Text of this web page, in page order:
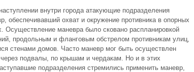
внутри города атакующие подразделения
обеспечивавший охват и окружение противника в опорных
Осуществление маневра было сковано распланировкой
продольным и фланговым обстрелом противникам улиц,
стенами домов. Часто маневр мог быть осуществлен
подвалы, по крышам и чердакам. Но и в этих
подразделения стремились применить маневр,